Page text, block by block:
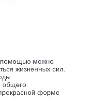
помощью можно
жизненных сил.
общего
форме